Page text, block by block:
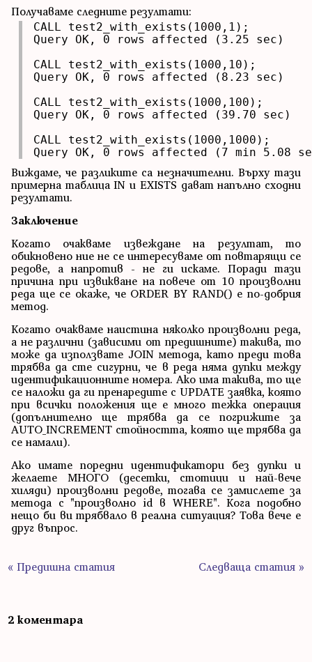
Получаваме следните резултати:
CALL test2_with_exists(1000,1);
Query OK, 0 rows affected (3.25 sec)
CALL test2_with_exists(1000,10);
Query OK, 0 rows affected (8.23 sec)
CALL test2_with_exists(1000,100);
Query OK, 0 rows affected (39.70 sec)
CALL test2_with_exists(1000,1000);
Query OK, 0 rows affected (7 min 5.08
Виждаме, че разликите са незначителни. Върху тази
примерна таблица IN и EXISTS дават напълно сходни
резултати.
Заключение
Когато очакваме извеждане на резултат, то
обикновено ние не се интересуваме от повтарящи се
редове, а напротив - не ги искаме. Поради тази
причина при извикване на повече от 10 произволни
реда ще се окаже, че ORDER BY RAND() е по-добрия
метод.
Когато очакваме наистина няколко произволни реда,
а не различни (зависими от предишните) такива, то
може да използвате JOIN метода, като преди това
трябва да сте сигурни, че в реда няма дупки между
идентификационните номера. Ако има такива, то ще
се наложи да ги пренаредите с UPDATE заявка, която
при всички положения ще е много тежка операция
(допълнително ще трябва да се погрижите за
AUTO_INCREMENT стойността, която ще трябва да
се намали).
Ако имате поредни идентификатори без дупки и
желаете МНОГО (десетки, стотици и най-вече
хиляди) произволни редове, тогава се замислете за
метода с "произволно id в WHERE". Кога подобно
нещо би ви трябвало в реална ситуация? Това вече е
друг въпрос.
« Предишна статия Следваща статия »
2 коментара